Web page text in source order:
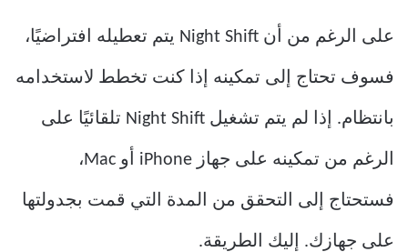
على الرغم من أن Night Shift يتم تعطيله افتراضيًا،
فسوف تحتاج إلى تمكينه إذا كنت تخطط لاستخدامه
بانتظام. إذا لم يتم تشغيل Night Shift تلقائيًا على
الرغم من تمكينه على جهاز iPhone أو Mac،
فستحتاج إلى التحقق من المدة التي قمت بجدولتها
على جهازك. إليك الطريقة.